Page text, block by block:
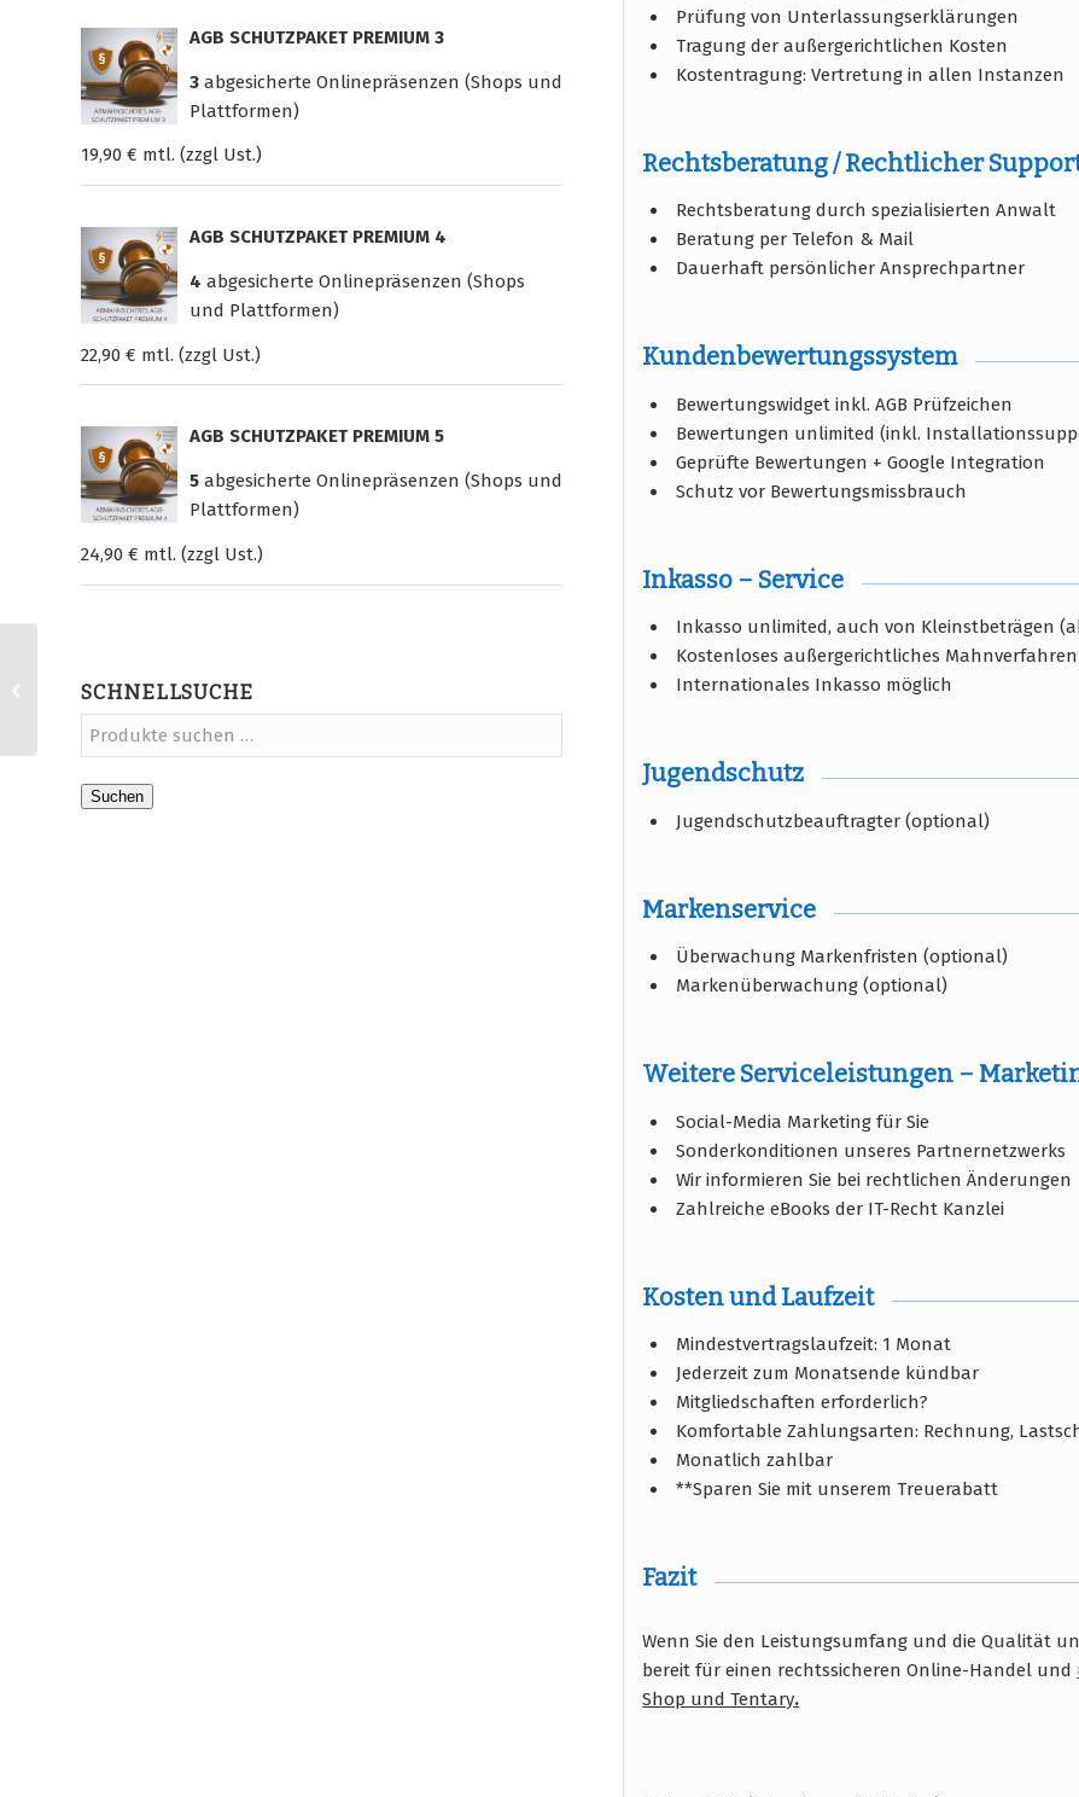
AGB SCHUTZPAKET PREMIUM 3
3 abgesicherte Onlinepräsenzen (Shops und
Plattformen)
19,90 € mtl. (zzgl Ust.)
AGB SCHUTZPAKET PREMIUM 4
4 abgesicherte Onlinepräsenzen (Shops
und Plattformen)
22,90 € mtl. (zzgl Ust.)
AGB SCHUTZPAKET PREMIUM 5
5 abgesicherte Onlinepräsenzen (Shops und
Plattformen)
24,90 € mtl. (zzgl Ust.)
SCHNELLSUCHE
Suchen
Prüfung von Unterlassungserklärungen
Tragung der außergerichtlichen Kosten
Kostentragung: Vertretung in allen Instanzen
Rechtsberatung / Rechtlicher
Rechtsberatung durch spezialisierten Anwalt
Beratung per Telefon & Mail
Dauerhaft persönlicher Ansprechpartner
Kundenbewertungssystem
Bewertungswidget inkl. AGB Prüfzeichen
Bewertungen unlimited (inkl.
Geprüfte Bewertungen + Google Integration
Schutz vor Bewertungsmissbrauch
Inkasso – Service
Inkasso unlimited, auch von Kleinstbeträgen
Kostenloses außergerichtliches Mahnverfahren
Internationales Inkasso möglich
Jugendschutz
Jugendschutzbeauftragter (optional)
Markenservice
Überwachung Markenfristen (optional)
Markenüberwachung (optional)
Weitere Serviceleistungen –
Social-Media Marketing für Sie
Sonderkonditionen unseres Partnernetzwerks
Wir informieren Sie bei rechtlichen Änderungen
Zahlreiche eBooks der IT-Recht Kanzlei
Kosten und Laufzeit
Mindestvertragslaufzeit: 1 Monat
Jederzeit zum Monatsende kündbar
Mitgliedschaften erforderlich?
Komfortable Zahlungsarten: Rechnung,
Monatlich zahlbar
**Sparen Sie mit unserem Treuerabatt
Fazit
Wenn Sie den Leistungsumfang und die Qualität
bereit für einen rechtssicheren Online-Handel und
Shop und Tentary.
Strato Shop und
Tentary